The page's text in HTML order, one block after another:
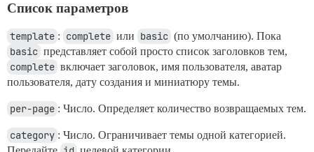
Список параметров
template : complete или basic (по умолчанию). Пока
basic представляет собой просто список заголовков тем,
complete включает заголовок, имя пользователя, аватар
пользователя, дату создания и миниатюру темы.
per-page : Число. Определяет количество возвращаемых тем.
category : Число. Ограничивает темы одной категорией.